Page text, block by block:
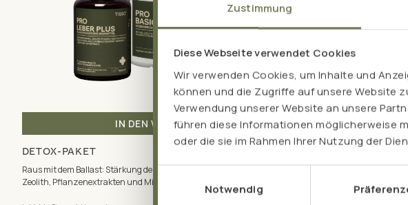
Zustimmung
Diese Webseite verwendet Cookies
Wir verwenden Cookies, um Inhalte und
können und die Zugriffe auf unsere Website
Verwendung unserer Website an unsere
führen diese Informationen möglicherweise
oder die sie im Rahmen Ihrer Nutzung der
Notwendig
IN DEN WARENKORB
DETOX-PAKET
Raus mit dem Ballast: Stärkung der Leber & sanfte Entgiftung. Mit PMA-
Zeolith, Pflanzenextrakten und Mikronährstoffen. Inkl. Paketrabatt.
DETOX-PAKET